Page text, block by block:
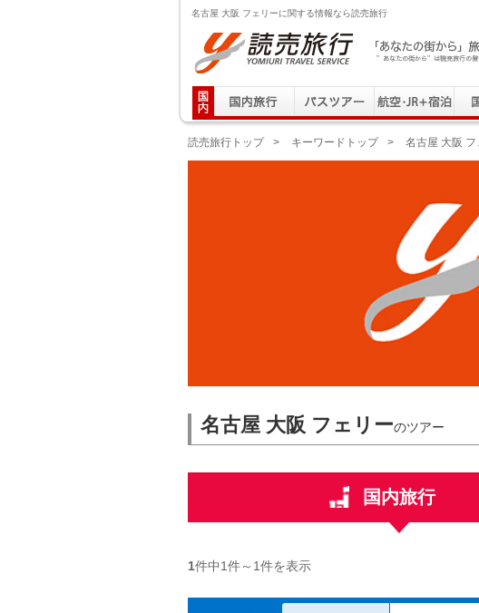
名古屋 大阪 フェリーに関する情報なら読売旅行
読売旅行 「あなたの街から」旅にでる｜Yomiuri Travel
読売旅行トップ > キーワードトップ > 名古屋 大阪 フ
名古屋 大阪 フェリーのツアー
国内旅行
1件中1件～ 1件を表示